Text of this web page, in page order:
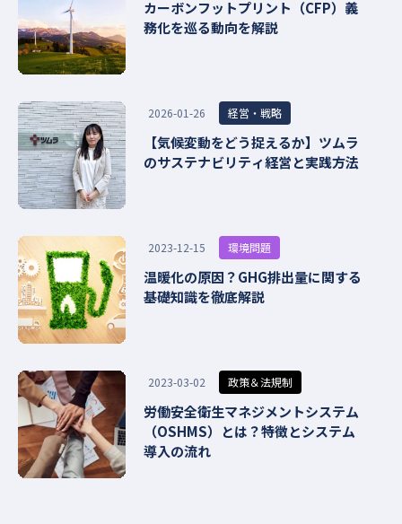
カーボンフットプリント（CFP）義
務化を巡る動向を解説
2026-01-26 経営・戦略
【気候変動をどう捉えるか】ツムラ
のサステナビリティ経営と実践方法
2023-12-15 環境問題
温暖化の原因？GHG排出量に関する
基礎知識を徹底解説
2023-03-02 政策＆法規制
労働安全衛生マネジメントシステム
（OSHMS）とは？特徴とシステム
導入の流れ